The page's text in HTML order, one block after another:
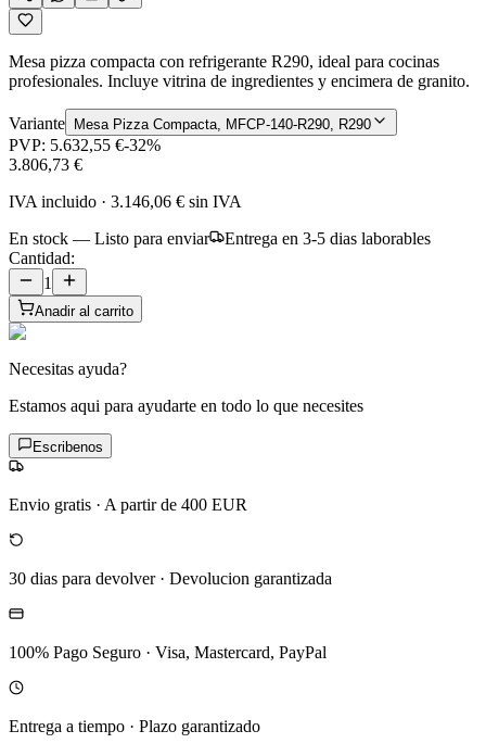
Mesa pizza compacta con refrigerante R290, ideal para cocinas
profesionales. Incluye vitrina de ingredientes y encimera de granito.
Variante Mesa Pizza Compacta, MFCP-140-R290, R290
PVP: 5.632,55 €-32%
3.806,73 €
IVA incluido · 3.146,06 € sin IVA
En stock — Listo para enviar
Entrega en 3-5 dias laborables
Cantidad:
1
Anadir al carrito
Necesitas ayuda?
Estamos aqui para ayudarte en todo lo que necesites
Escribenos
Envio gratis · A partir de 400 EUR
30 dias para devolver· Devolucion garantizada
100% Pago Seguro · Visa, Mastercard, PayPal
Entrega a tiempo · Plazo garantizado